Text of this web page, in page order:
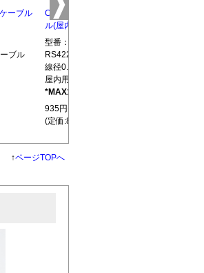
ーブル
ブル
CBLTP-10 シールド付き10対ツイストペ
ル(屋内用)
型番：CBLTP-10
RS422/RS485/4線式RS485用両端バラケ
線径0.32mm(AWG28)/撚り線/外径12.7mm
屋内用(850円/m)
*MAX100m
935円(税込)
(定価:850円+消費税)〜
↑ページTOPへ